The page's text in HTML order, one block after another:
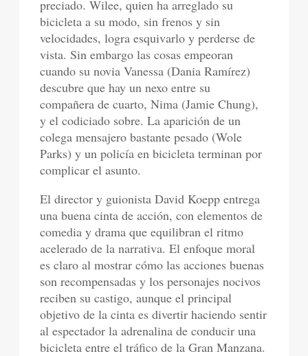
preciado. Wilee, quien ha arreglado su
bicicleta a su modo, sin frenos y sin
velocidades, logra esquivarlo y perderse de
vista. Sin embargo las cosas empeoran
cuando su novia Vanessa (Dania Ramírez)
descubre que hay un nexo entre su
compañera de cuarto, Nima (Jamie Chung),
y el codiciado sobre. La aparición de un
colega mensajero bastante pesado (Wole
Parks) y un policía en bicicleta terminan por
complicar el asunto.
El director y guionista David Koepp entrega
una buena cinta de acción, con elementos de
comedia y drama que equilibran el ritmo
acelerado de la narrativa. El enfoque moral
es claro al mostrar cómo las acciones buenas
son recompensadas y los personajes nocivos
reciben su castigo, aunque el principal
objetivo de la cinta es divertir haciendo sentir
al espectador la adrenalina de conducir una
bicicleta entre el tráfico de la Gran Manzana.